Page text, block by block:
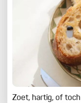
Zoet, hartig, of